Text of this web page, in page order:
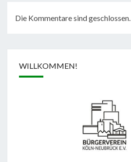
Die Kommentare sind geschlossen.
WILLKOMMEN!